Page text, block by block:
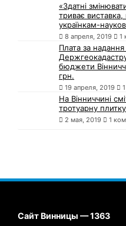
«Здатні
триває
українкам-
8 апреля, 2019 1
Плата за надання
бюджети
грн.
19 апреля, 2019
На Вінниччині
тротуарну плитку
2 мая, 2019 1
Сайт Винницы — 1363